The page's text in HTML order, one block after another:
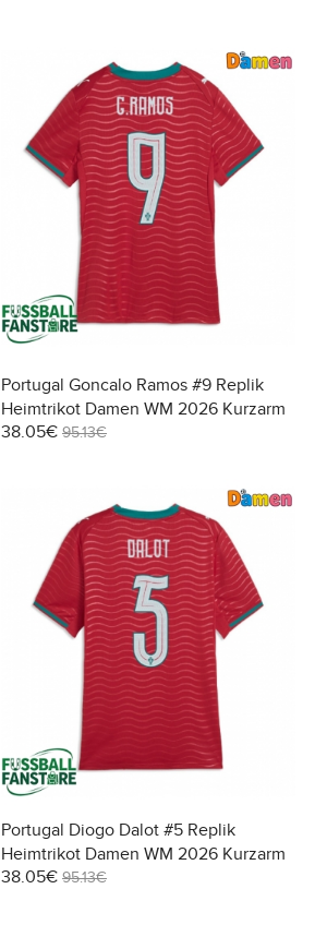
Portugal Goncalo Ramos #9 Replik
Heimtrikot Damen WM 2026 Kurzarm
38.05€ 95.13€
Portugal Diogo Dalot #5 Replik
Heimtrikot Damen WM 2026 Kurzarm
38.05€ 95.13€